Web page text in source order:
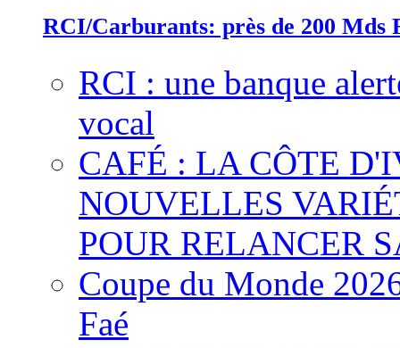
RCI/Carburants: près de 200 Mds
RCI : une banque
vocal
CAFÉ : LA CÔTE
NOUVELLES
POUR RELANCER
Coupe du Monde
Faé